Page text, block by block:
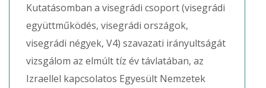
Kutatásomban a visegrádi csoport (visegrádi
együttműködés, visegrádi országok,
visegrádi négyek, V4) szavazati irányultságát
vizsgálom az elmúlt tíz év távlatában, az
Izraellel kapcsolatos Egyesült Nemzetek